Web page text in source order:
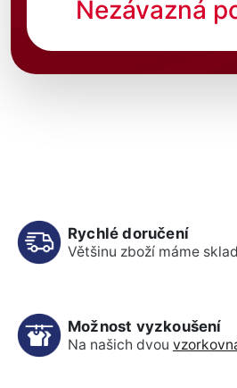
Nezávazná
Rychlé doručení
Většinu zboží máme
Možnost vyzkoušení
Na našich dvou